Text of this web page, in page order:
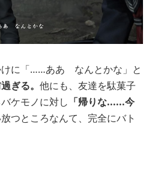
けに「……ああ なんとかな」と
ぎる。 他にも、友達を駄菓子
ケモノに対し 「帰りな......今
つところなんて、完全にバト